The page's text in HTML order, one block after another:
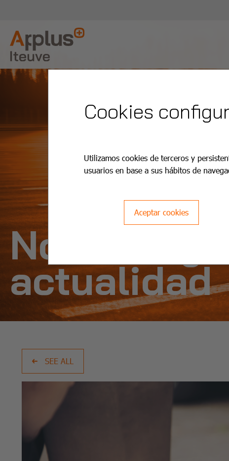
Noticias y
actualidad
SEE ALL
Cookies
Utilizamos cookies de terceros y
usuarios en base a sus hábitos de
Aceptar cookies